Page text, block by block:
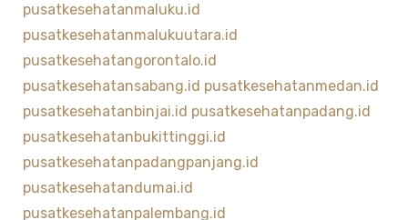
pusatkesehatanmaluku.id
pusatkesehatanmalukuutara.id
pusatkesehatangorontalo.id
pusatkesehatansabang.id pusatkesehatanmedan.id
pusatkesehatanbinjai.id pusatkesehatanpadang.id
pusatkesehatanbukittinggi.id
pusatkesehatanpadangpanjang.id
pusatkesehatandumai.id
pusatkesehatanpalembang.id